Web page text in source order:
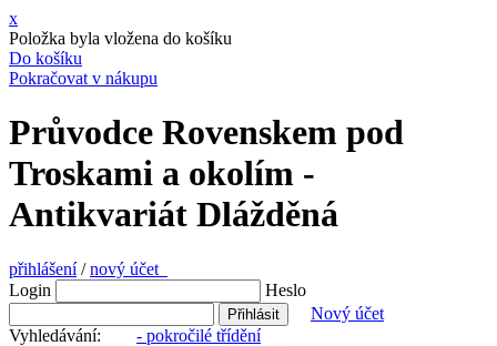
x
Položka byla vložena do košíku
Do košíku
Pokračovat v nákupu
Průvodce Rovenskem pod
Troskami a okolím -
Antikvariát Dlážděná
přihlášení/nový účet
Login
Heslo
Nový účet
Vyhledávání: - pokročilé třídění